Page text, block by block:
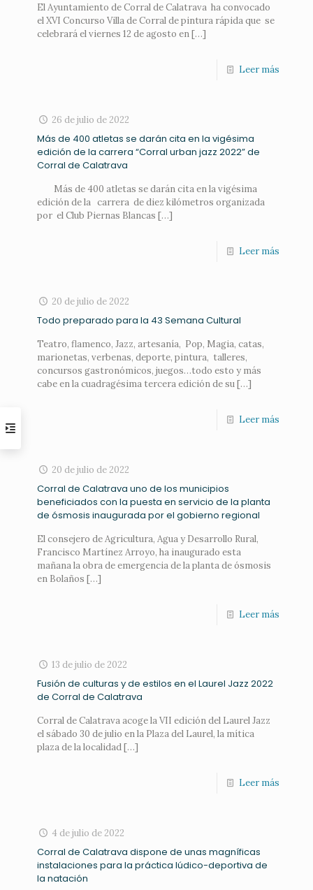
El Ayuntamiento de Corral de Calatrava ha convocado
el XVI Concurso Villa de Corral de pintura rápida que se
celebrará el viernes 12 de agosto en[…]
Leer más
26 de julio de 2022
Más de 400 atletas se darán cita en la vigésima
edición de la carrera “Corral urban jazz 2022” de
Corral de Calatrava
Más de 400 atletas se darán cita en la vigésima
edición de la carrera de diez kilómetros organizada
por el Club Piernas Blancas […]
Leer más
20 de julio de 2022
Todo preparado para la 43 Semana Cultural
Teatro, flamenco, Jazz, artesanía, Pop, Magia, catas,
marionetas, verbenas, deporte, pintura, talleres,
concursos gastronómicos, juegos…todo esto y más
cabe en la cuadragésima tercera edición de su[…]
Leer más
20 de julio de 2022
Corral de Calatrava uno de los municipios
beneficiados con la puesta en servicio de la planta
de ósmosis inaugurada por el gobierno regional
El consejero de Agricultura, Agua y Desarrollo Rural,
Francisco Martínez Arroyo, ha inaugurado esta
mañana la obra de emergencia de la planta de ósmosis
en Bolaños […]
Leer más
13 de julio de 2022
Fusión de culturas y de estilos en el Laurel Jazz 2022
de Corral de Calatrava
Corral de Calatrava acoge la VII edición del Laurel Jazz
el sábado 30 de julio en la Plaza del Laurel, la mítica
plaza de la localidad[…]
Leer más
4 de julio de 2022
Corral de Calatrava dispone de unas magníficas
instalaciones para la práctica lúdico-deportiva de
la natación